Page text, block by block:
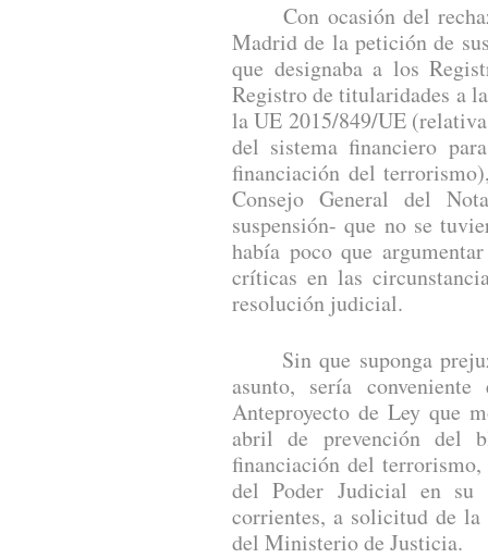
Con ocasión del
Madrid de la petición de
que designaba a los
Registro de titularidades a
la UE 2015/849/UE
del sistema financiero
financiación del
Consejo General del
suspensión- que no se
había poco que
críticas en las
resolución judicial.
Sin que suponga
asunto, sería
Anteproyecto de Ley que
abril de prevención del
financiación del
del Poder Judicial en
corrientes, a solicitud de la
del Ministerio de Justicia.